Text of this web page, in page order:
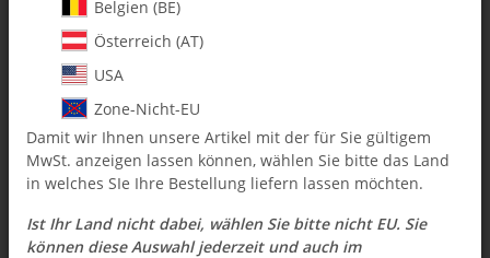
$ 90.38
inkl. 19% USt. , zzgl.
Auswahl Steuerzone / Lieferland
Sofort verfügbar
abweichend)
Frage zum Artikel
Belgien (BE)
Österreich (AT)
USA
Zone-Nicht-EU
Damit wir Ihnen unsere Artikel mit der für Sie gültigem
MwSt. anzeigen lassen können, wählen Sie bitte das Land
in welches SIe Ihre Bestellung liefern lassen möchten.
Ist Ihr Land nicht dabei, wählen Sie bitte nicht EU. Sie
können diese Auswahl jederzeit und auch im